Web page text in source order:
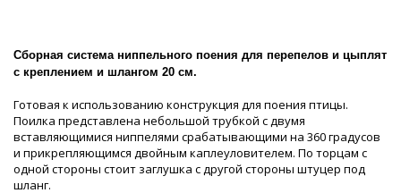
Сборная система ниппельного поения для перепелов и цыплят
с креплением и шлангом 20 см.
Готовая к использованию конструкция для поения птицы.
Поилка представлена небольшой трубкой с двумя
вставляющимися ниппелями срабатывающими на 360 градусов
и прикрепляющимся двойным каплеуловителем. По торцам с
одной стороны стоит заглушка с другой стороны штуцер под
шланг.